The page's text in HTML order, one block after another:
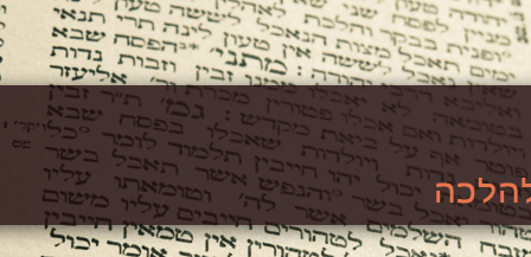
https://www.toralishma.org
האתר ללימוד סוגיות גמרא להלכה